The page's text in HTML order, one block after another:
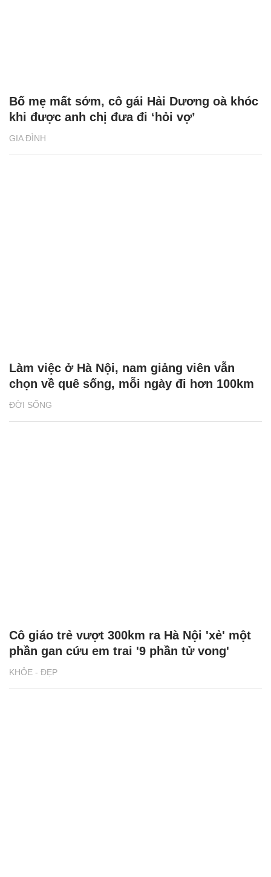
GIA ĐÌNH
Bố mẹ mất sớm, cô gái Hải Dương oà khóc
khi được anh chị đưa đi ‘hỏi vợ’
ĐỜI SỐNG
Làm việc ở Hà Nội, nam giảng viên vẫn
chọn về quê sống, mỗi ngày đi hơn 100km
KHỎE - ĐẸP
Cô giáo trẻ vượt 300km ra Hà Nội 'xẻ' một
phần gan cứu em trai '9 phần tử vong'